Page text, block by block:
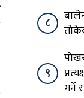
८
९
गर्ने